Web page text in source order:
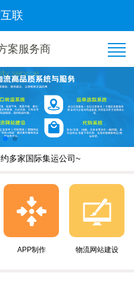
联
案服务商
司隆重签约！
下单教程
通物流签订《集运系统》合同！
多家国际集运公司~
速下单教程
通物流签订《集运系统》合同！
多家国际集运公司~
APP制作 物流网站建设